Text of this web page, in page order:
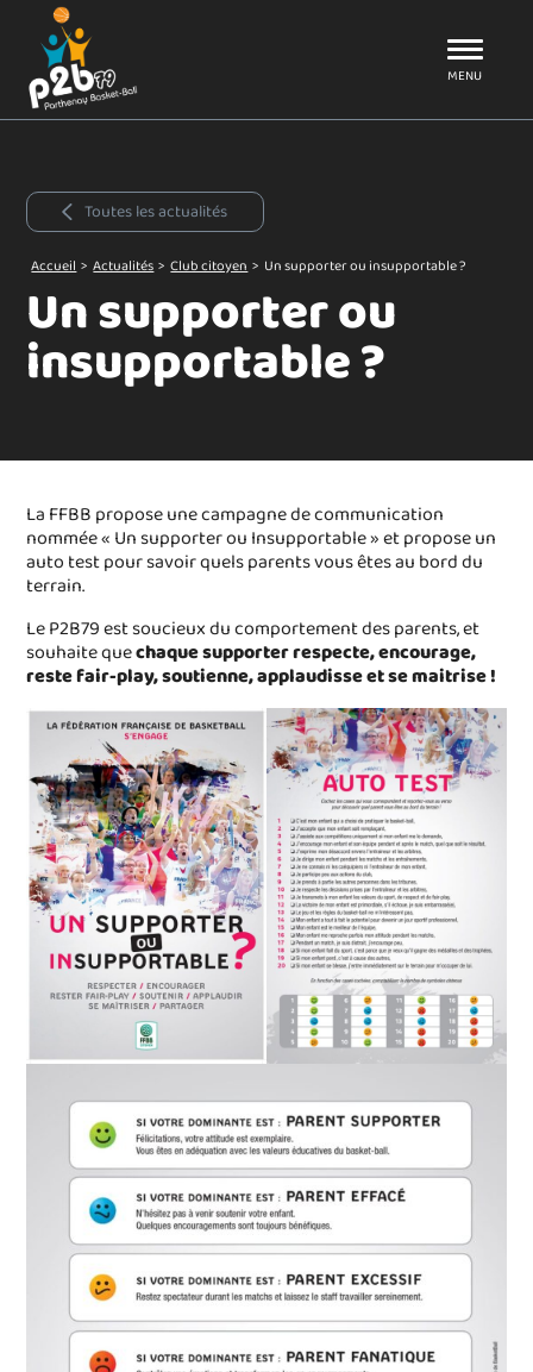
P2B79
MENU
Toutes les actualités
Accueil > Actualités > Club citoyen > Un supporter ou insupportable ?
Un supporter ou
insupportable ?
La FFBB propose une campagne de communication
nommée « Un supporter ou Insupportable » et propose un
auto test pour savoir quels parents vous êtes au bord du
terrain.
Le P2B79 est soucieux du comportement des parents, et
souhaite quechaque supporter respecte, encourage,
reste fair-play, soutienne, applaudisse et se maitrise !